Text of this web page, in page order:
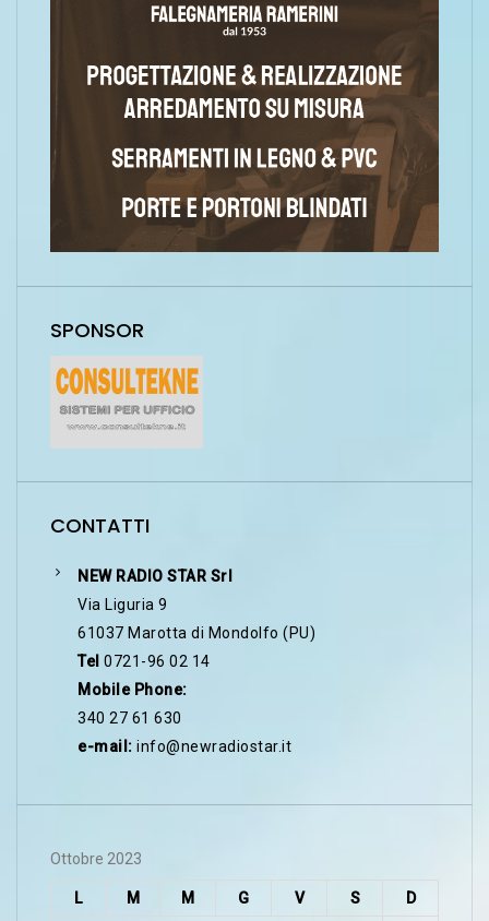
SPONSOR
CONTATTI
NEW RADIO STAR Srl
Via Liguria 9
61037 Marotta di Mondolfo (PU)
Tel 0721-96 02 14
Mobile Phone:
340 27 61 630
e-mail: info@newradiostar.it
Ottobre 2023
L M M G V S D